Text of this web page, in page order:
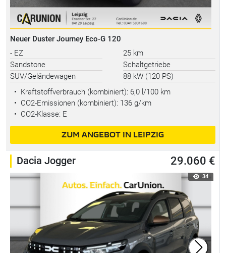
Neuer Duster Journey Eco-G 120
- EZ
25 km
Sandstone
Schaltgetriebe
SUV/Geländewagen
88 kW (120 PS)
•
Kraftstoffverbrauch (kombiniert): 6,0 l/100 km
• CO2-Emissionen (kombiniert): 136 g/km
• CO2-Klasse: E
ZUM ANGEBOT IN LEIPZIG
Dacia Jogger 29.060 €
34